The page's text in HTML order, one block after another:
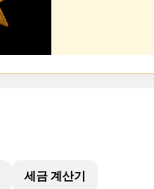
세금 계산기